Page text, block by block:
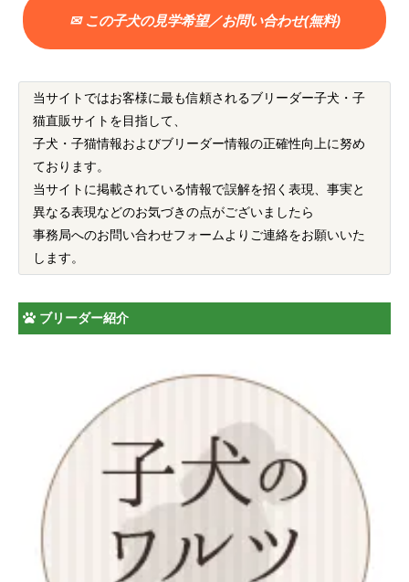
✉ この子犬の見学希望／お問い合わせ(無料)
当サイトではお客様に最も信頼されるブリーダー子犬・子
猫直販サイトを目指して、
子犬・子猫情報およびブリーダー情報の正確性向上に努め
ております。
当サイトに掲載されている情報で誤解を招く表現、事実と
異なる表現などのお気づきの点がございましたら
事務局へのお問い合わせフォームよりご連絡をお願いいた
します。
ブリーダー紹介